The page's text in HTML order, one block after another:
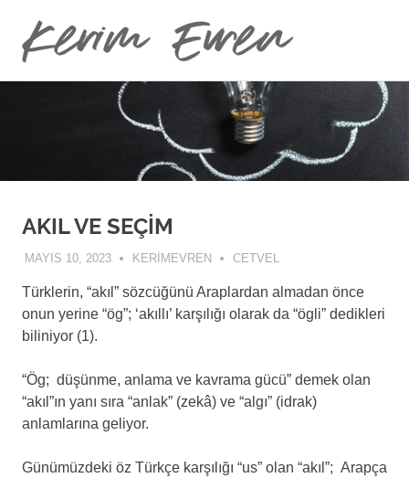
Evren
AKIL VE SEÇİM
MAYIS 10, 2023 KERIMEVREN CETVEL
Türklerin, “akıl” sözcüğünü Araplardan almadan önce
onun yerine “ög”; ‘akıllı’ karşılığı olarak da “ögli” dedikleri
biliniyor (1).
“Ög; düşünme, anlama ve kavrama gücü” demek olan
“akıl”ın yanı sıra “anlak” (zekâ) ve “algı” (idrak)
anlamlarına geliyor.
Günümüzdeki öz Türkçe karşılığı “us” olan “akıl”; Arapça